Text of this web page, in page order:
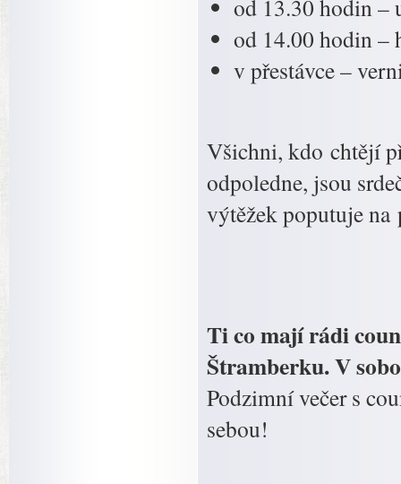
od 13.30 hodin –
od 14.00 hodin –
v přestávce –
Všichni, kdo chtějí
odpoledne, jsou
výtěžek poputuje
Ti co mají rádi
Štramberku. V
Podzimní večer s
sebou!